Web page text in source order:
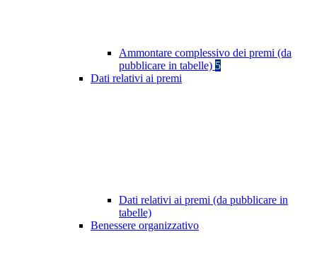
Ammontare complessivo dei premi (da
pubblicare in tabelle) 5
Dati relativi ai premi
Dati relativi ai premi (da pubblicare in
tabelle)
Benessere organizzativo